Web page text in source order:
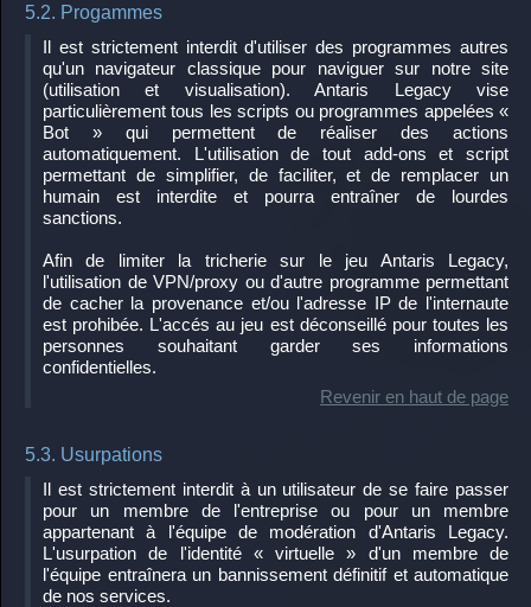
5.2. Progammes
Il est strictement interdit d'utiliser des programmes autres
qu'un navigateur classique pour naviguer sur notre site
(utilisation et visualisation). Antaris Legacy vise
particulièrement tous les scripts ou programmes appelées «
Bot » qui permettent de réaliser des actions
automatiquement. L'utilisation de tout add-ons et script
permettant de simplifier, de faciliter, et de remplacer un
humain est interdite et pourra entraîner de lourdes
sanctions.
Afin de limiter la tricherie sur le jeu Antaris Legacy,
l'utilisation de VPN/proxy ou d'autre programme permettant
de cacher la provenance et/ou l'adresse IP de l'internaute
est prohibée. L'accés au jeu est déconseillé pour toutes les
personnes souhaitant garder ses informations
confidentielles.
Revenir en haut de page
5.3. Usurpations
Il est strictement interdit à un utilisateur de se faire passer
pour un membre de l'entreprise ou pour un membre
appartenant à l'équipe de modération d'Antaris Legacy.
L'usurpation de l'identité « virtuelle » d'un membre de
l'équipe entraînera un bannissement définitif et automatique
de nos services.